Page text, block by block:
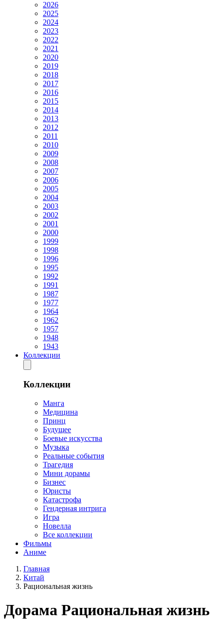
2026
2025
2024
2023
2022
2021
2020
2019
2018
2017
2016
2015
2014
2013
2012
2011
2010
2009
2008
2007
2006
2005
2004
2003
2002
2001
2000
1999
1998
1996
1995
1992
1991
1987
1977
1964
1962
1957
1948
1943
Коллекции
Коллекции
Манга
Медицина
Принц
Будущее
Боевые искусства
Музыка
Реальные события
Трагедия
Мини дорамы
Бизнес
Юристы
Катастрофа
Гендерная интрига
Игра
Новелла
Все коллекции
Фильмы
Аниме
Главная
Китай
Рациональная жизнь
Дорама Рациональная жизнь